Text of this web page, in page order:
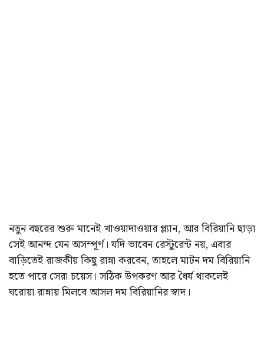
নতুন বছরের শুরু মানেই খাওয়াদাওয়ার প্ল্যান, আর বিরিয়ানি ছাড়া
সেই আনন্দ যেন অসম্পূর্ণ। যদি ভাবেন রেস্টুরেন্ট নয়, এবার
বাড়িতেই রাজকীয় কিছু রান্না করবেন, তাহলে মাটন দম বিরিয়ানি
হতে পারে সেরা চয়েস। সঠিক উপকরণ আর ধৈর্য থাকলেই
ঘরোয়া রান্নায় মিলবে আসল দম বিরিয়ানির স্বাদ।